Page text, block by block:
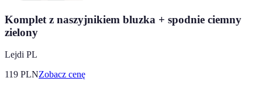
Komplet z naszyjnikiem bluzka + spodnie ciemny
zielony
Lejdi PL
119 PLNZobacz cenę